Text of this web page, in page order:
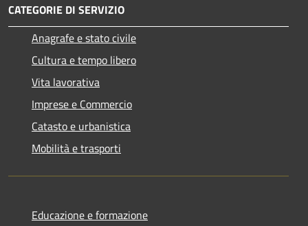
CATEGORIE DI SERVIZIO
Anagrafe e stato civile
Cultura e tempo libero
Vita lavorativa
Imprese e Commercio
Catasto e urbanistica
Mobilità e trasporti
Educazione e formazione